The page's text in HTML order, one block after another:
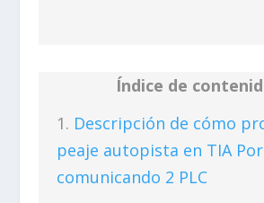
Índice de
Descripción de cómo
peaje autopista en TIA
comunicando 2 PLC